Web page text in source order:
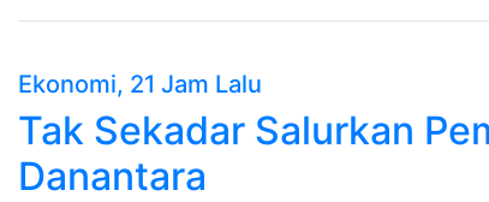
Ekonomi, 21 Jam Lalu
Tak Sekadar Salurkan
Danantara